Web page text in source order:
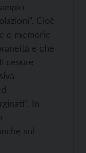
Cioè
e memorie
e che
cesure
In
sul